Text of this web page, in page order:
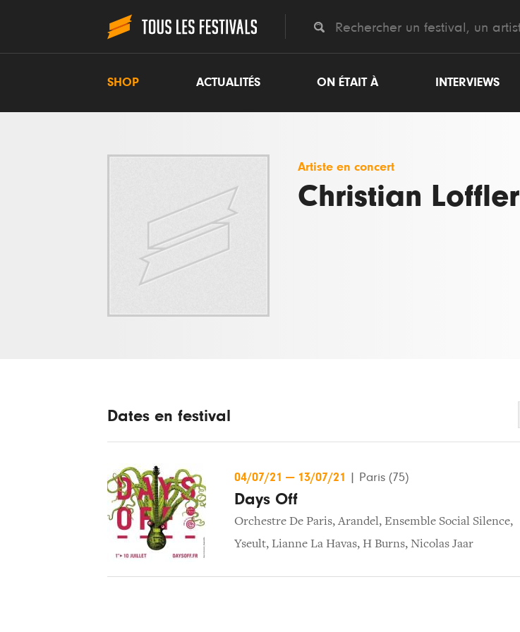
SHOP ACTUALITÉS ON ÉTAIT À INTERVIEWS
Artiste en concert
Christian Loffler
Dates en festival
04/07/21 — 13/07/21 Paris (75)
Days Off
Orchestre De Paris,Arandel, Ensemble Social Silence,
Yseult, Lianne La Havas, H Burns, Nicolas Jaar